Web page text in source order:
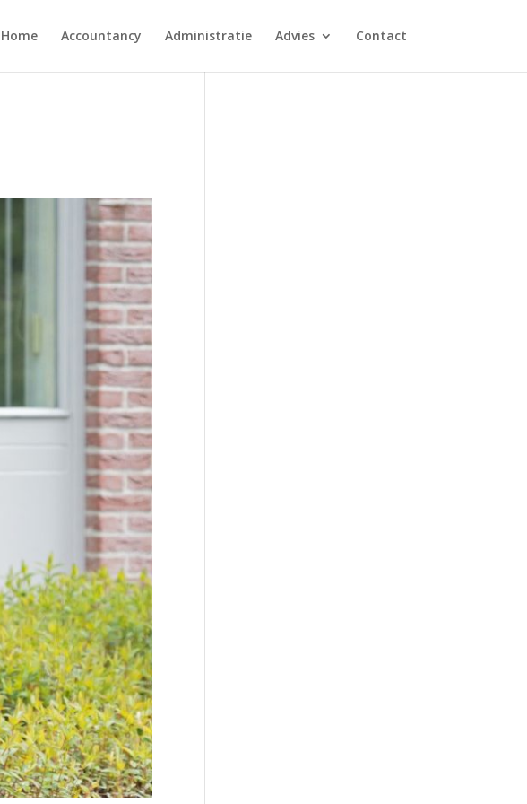
Home Accountancy Administratie Advies Contact